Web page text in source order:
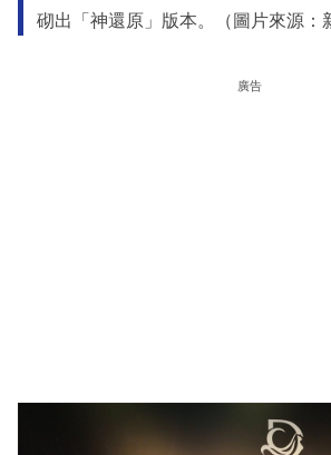
砌出「神還原」版本。（圖片來源：
廣告